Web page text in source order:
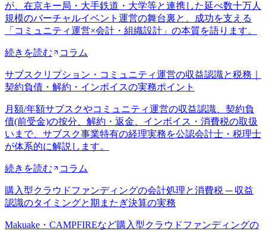
が、在京キー局・大手鉄道・大学等と連携した延べ数十万人
規模のバーチャルイベント運営の舞台裏と、成功を支える
「コミュニティ運営×会計・組織設計」の本質を語ります。
続きを読む コラム
サブスクリプション・コミュニティ運営の収益認識と税務｜
契約負債・解約・インボイスの実務ポイント
月額/年額サブスクやコミュニティ運営の収益認識、契約負
債(前受金)の按分、解約・返金、インボイス・消費税の取扱
いまで、サブスク事業特有の経理実務を公認会計士・税理士
が体系的に解説します。
続きを読む コラム
購入型クラウドファンディングの会計処理と消費税 ─ 収益
認識のタイミングと期またぎ決算の実務
Makuake・CAMPFIREなど購入型クラウドファンディングの